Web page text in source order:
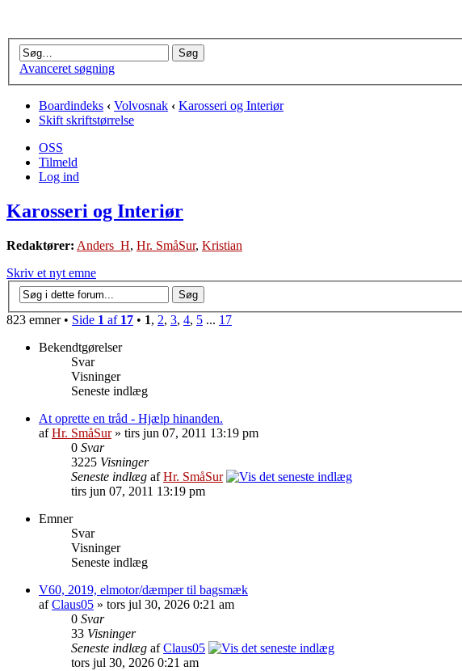
Avanceret søgning
Boardindeks ‹ Volvosnak ‹ Karosseri og Interiør
Skift skriftstørrelse
OSS
Tilmeld
Log ind
Karosseri og Interiør
Redaktører: Anders_H, Hr. SmåSur, Kristian
Skriv et nyt emne
823 emner • Side 1 af 17 • 1, 2, 3, 4, 5 ... 17
Bekendtgørelser
Svar
Visninger
Seneste indlæg
At oprette en tråd - Hjælp hinanden.
afHr. SmåSur» tirs jun 07, 2011 13:19 pm
0 Svar
3225 Visninger
Seneste indlæg afHr. SmåSur
tirs jun 07, 2011 13:19 pm
Emner
Svar
Visninger
Seneste indlæg
V60, 2019, elmotor/dæmper til bagsmæk
afClaus05 » tors jul 30, 2026 0:21 am
0 Svar
33 Visninger
Seneste indlæg afClaus05
tors jul 30, 2026 0:21 am